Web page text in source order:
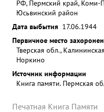
РФ, Пермский край, Коми-
Юсьвинский район
Дата выбытия 17.06.1944
Первичное место
Тверская обл.,
Норкино
Источник информации
Книга памяти. Пермская
Печатная Книга Памяти